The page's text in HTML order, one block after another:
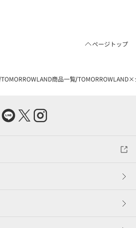
ページトップ
TOMORROWLAND商品一覧